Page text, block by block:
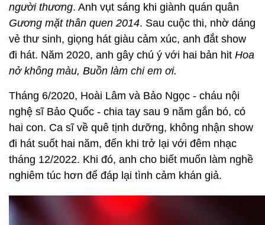
người thương. Anh vụt sáng khi giành quán quân
Gương mặt thân quen 2014. Sau cuộc thi, nhờ dáng
vẻ thư sinh, giọng hát giàu cảm xúc, anh đắt show
đi hát. Năm 2020, anh gây chú ý với hai bản hit Hoa
nở không màu, Buồn làm chi em ơi.
Tháng 6/2020, Hoài Lâm và Bảo Ngọc - cháu nội
nghệ sĩ Bảo Quốc - chia tay sau 9 năm gắn bó, có
hai con. Ca sĩ về quê tịnh dưỡng, không nhận show
đi hát suốt hai năm, đến khi trở lại với đêm nhạc
tháng 12/2022. Khi đó, anh cho biết muốn làm nghề
nghiêm túc hơn để đáp lại tình cảm khán giả.